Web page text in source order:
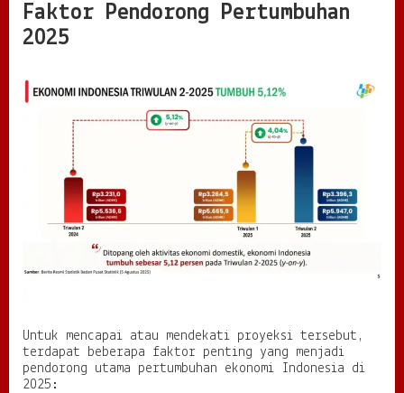
Faktor Pendorong Pertumbuhan
2025
Untuk mencapai atau mendekati proyeksi tersebut,
terdapat beberapa faktor penting yang menjadi
pendorong utama pertumbuhan ekonomi Indonesia di
2025: